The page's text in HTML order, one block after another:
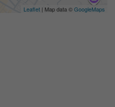
Leaflet | Map data ©GoogleMaps